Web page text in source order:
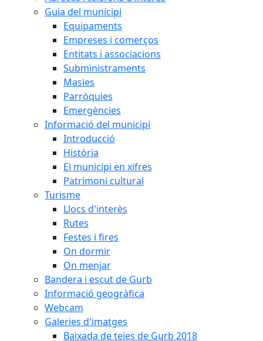
Guia del municipi
Equipaments
Empreses i comerços
Entitats i associacions
Subministraments
Masies
Parròquies
Emergències
Informació del municipi
Introducció
Història
El municipi en xifres
Patrimoni cultural
Turisme
Llocs d'interès
Rutes
Festes i fires
On dormir
On menjar
Bandera i escut de Gurb
Informació geogràfica
Webcam
Galeries d'imatges
Baixada de teies de Gurb 2018